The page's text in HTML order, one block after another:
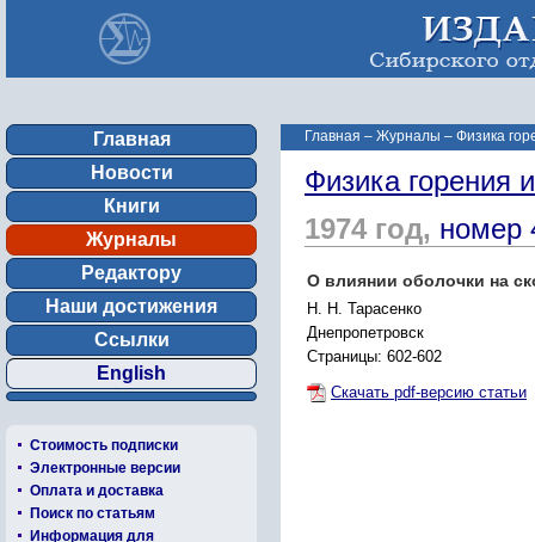
Главная
Новости
Книги
Журналы
Редактору
Наши достижения
Ссылки
English
Стоимость подписки
Электронные версии
Оплата и доставка
Поиск по статьям
Информация для
Главная – Журналы – Физика
Физика горения
1974 год, номер
О влиянии оболочки на
Н. Н. Тарасенко
Днепропетровск
Страницы: 602-602
Скачать pdf-версию статьи